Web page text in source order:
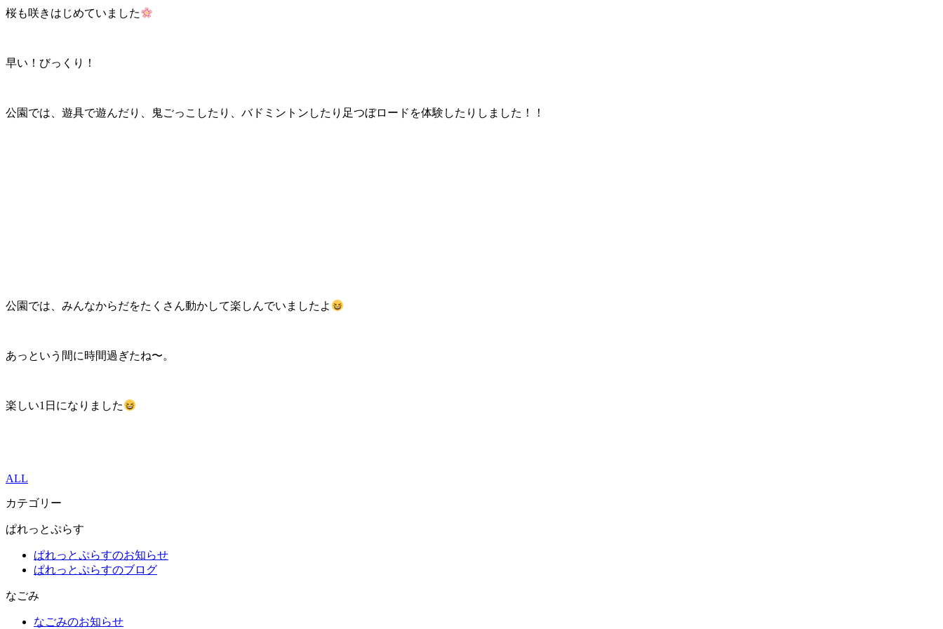
桜も咲きはじめていました
早い！びっくり！
公園では、遊具で遊んだり、鬼ごっこしたり、バドミントンしたり足つぼロードを体験したりしました！！
公園では、みんなからだをたくさん動かして楽しんでいましたよ
あっという間に時間過ぎたね〜。
楽しい1日になりました
ALL
カテゴリー
ぱれっとぷらす
ぱれっとぷらすのお知らせ
ぱれっとぷらすのブログ
なごみ
なごみのお知らせ